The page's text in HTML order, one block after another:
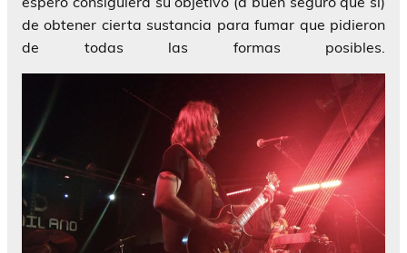
de obtener cierta sustancia para fumar que pidieron
de todas las formas posibles.